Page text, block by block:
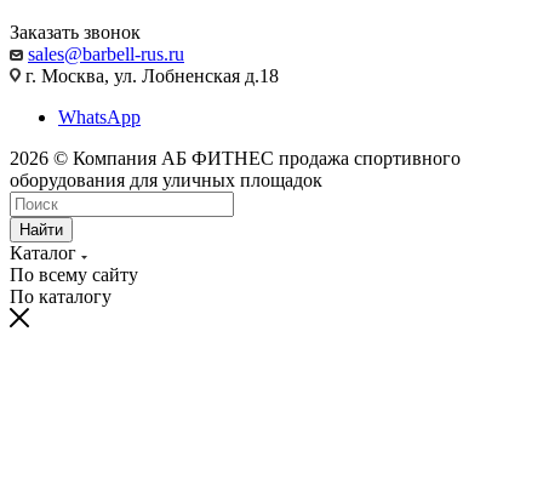
Заказать звонок
sales@barbell-rus.ru
г. Москва, ул. Лобненская д.18
WhatsApp
2026 © Компания АБ ФИТНЕС продажа спортивного
оборудования для уличных площадок
Найти
Каталог
По всему сайту
По каталогу